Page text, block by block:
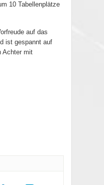
10 Tabellenplätze
auf das
ist gespannt auf
Achter mit